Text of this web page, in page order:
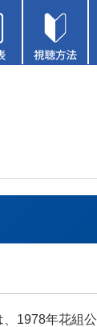
1978年花組公